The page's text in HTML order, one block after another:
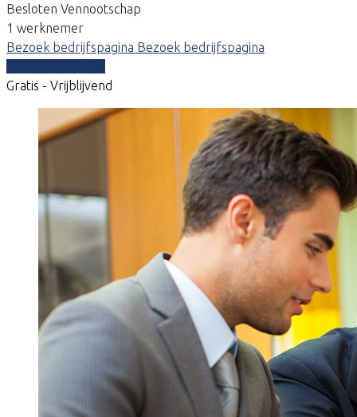
Besloten Vennootschap
1 werknemer
Bezoek bedrijfspagina Bezoek bedrijfspagina
Gratis - Vrijblijvend